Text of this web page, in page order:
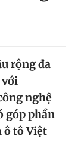
rộng đa
với
nghệ
góp phần
ô tô Việt